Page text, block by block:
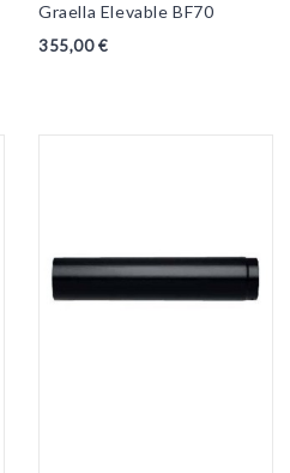
Graella Elevable BF70
355,00 €